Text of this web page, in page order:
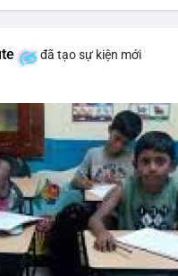
đã tạo sự kiện mới